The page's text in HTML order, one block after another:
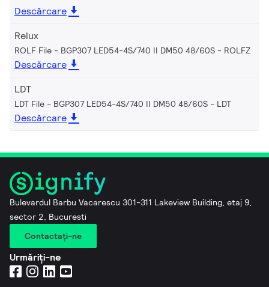
Descărcare
Relux
ROLF File - BGP307 LED54-4S/740 II DM50 48/60S ROLFZ
Descărcare
LDT
LDT File - BGP307 LED54-4S/740 II DM50 48/60S LDT
Descărcare
Bulevardul Barbu Vacarescu 301-311 Lakeview Building, etaj 9,
sector 2, Bucuresti
Contactaţi-ne
Urmăriți-ne